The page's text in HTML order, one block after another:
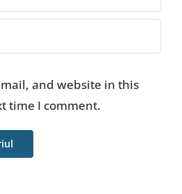
and website in this
time I comment.